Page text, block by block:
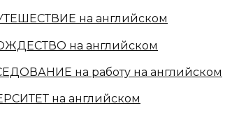
на английском
на английском
на работу на английском
на английском